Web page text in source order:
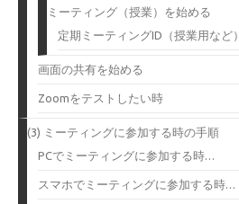
ミーティング（授業）を始める
定期ミーティングID（授業用など）
画面の共有を始める
Zoomをテストしたい時
(3) ミーティングに参加する時の手順
PCでミーティングに参加する時…
スマホでミーティングに参加する時…